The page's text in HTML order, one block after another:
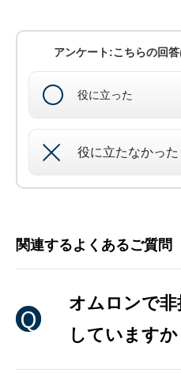
アンケート:こちらの回
役に立った
役に立たなかった
関連するよくあるご質問
オムロンで
していますか